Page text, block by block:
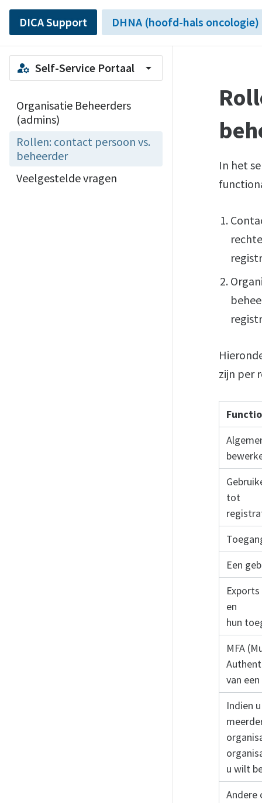
DICA Support DHNA (hoofd-hals oncologie)
manage_accounts Self-Service Portaal arrow_drop_down
Organisatie Beheerders
(admins)
Rollen: contact persoon vs.
beheerder
Veelgestelde vragen
In het
zijn per
tot
Een
en
hun
MFA
van
Indien
u wilt
Andere